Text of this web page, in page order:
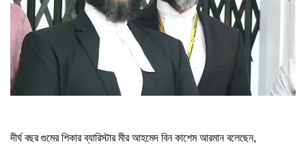
দীর্ঘ বছর গুমের শিকার ব্যারিস্টার মীর আহমেদ বিন কাশেম আরমান বলেছেন,